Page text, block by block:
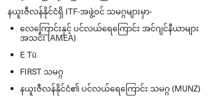
နယူးဇီလန်နိုင်ငံရှိ ITF-အဖွဲ့ဝင် သမဂ္ဂများမှာ-
လေကြောင်းနှင့် ပင်လယ်ရေကြောင်း အင်ဂျင်နီယာများ
အသင်း(AMEA)
E Tū
FIRST သမဂ္ဂ
နယူးဇီလန်နိုင်ငံ၏ ပင်လယ်ရေကြောင်း သမဂ္ဂ (MUNZ)